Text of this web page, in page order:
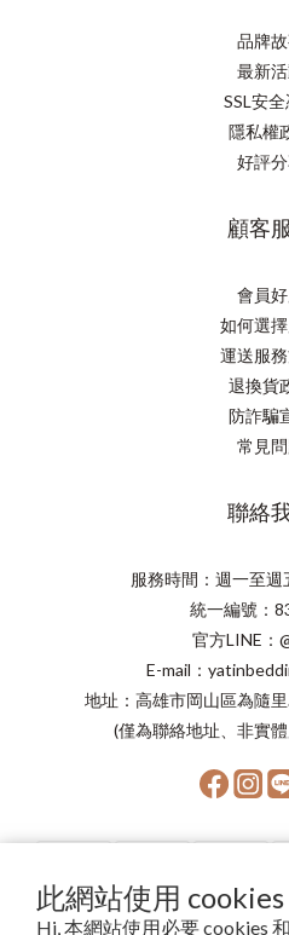
此網站使用 cookies
Hi, 本網站使用必要 cookies
品牌
最新
SSL安
隱私權
好評
顧客
會員
如何選
運送服
退換貨
防詐騙
常見
聯絡
服務時間：週一至
統一編號：
官方LINE：
E-mail：
地址：高雄市岡山區為隨
(僅為聯絡地址、非實